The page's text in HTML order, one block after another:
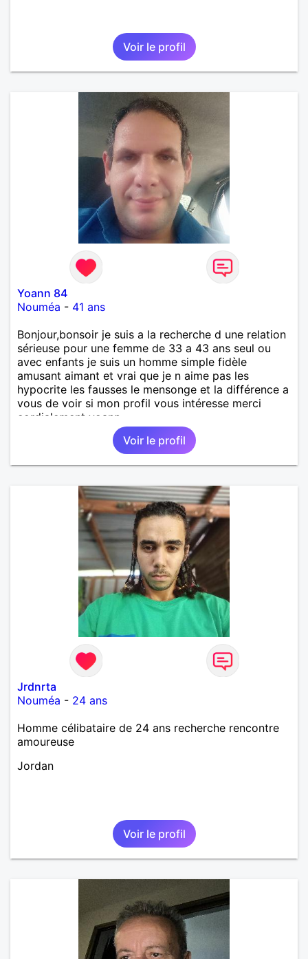
Voir le profil
Yoann 84
Nouméa - 41 ans
Bonjour,bonsoir je suis a la recherche d une relation
sérieuse pour une femme de 33 a 43 ans seul ou
avec enfants je suis un homme simple fidèle
amusant aimant et vrai que je n aime pas les
hypocrite les fausses le mensonge et la différence a
vous de voir si mon profil vous intéresse merci
cordialement yoann
Voir le profil
Jrdnrta
Nouméa - 24 ans
Homme célibataire de 24 ans recherche rencontre
amoureuse
Jordan
Voir le profil